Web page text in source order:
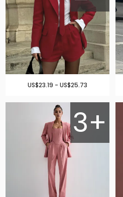
US$23.19 - US$25.73
3+